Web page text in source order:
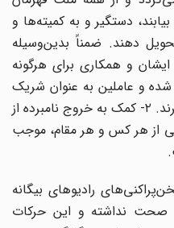
دستگیر و به کمیته‌ها و
دهند. ضمناً بدین‌وسیله
دادن به ایشان و همکاری برای هرگونه
و عاملین به عنوان شریک
جرم ایشان مورد تعقیب قرار می‌گیرند. ۲- کمک به خروج نامبرده از
از هر کس و هر مقام، موجب
رادیوهای بیگانه
صحت نداشته و این حرکات